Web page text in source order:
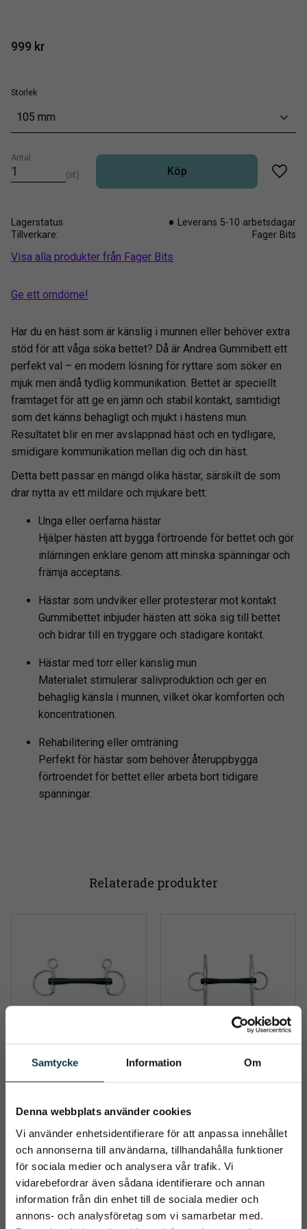
Samtycke Information Om
Denna webbplats använder cookies
Vi använder enhetsidentifierare för att anpassa innehållet
och annonserna till användarna, tillhandahålla funktioner
för sociala medier och analysera vår trafik. Vi
vidarebefordrar även sådana identifierare och annan
information från din enhet till de sociala medier och
annons- och analysföretag som vi samarbetar med.
999 kr
Storlek
105 mm
Antal
st Köp
Lägg
Lagerstatus
Leverans 5-10 arbetsdagar
Tillverkare
Fager Bits
Visa alla produkter från Fager Bits
Ge ett omdöme!
Har du en häst som är känslig i munnen eller behöver extra
stöd för att våga söka bettet? Då är Andrea Gummibett ett
perfekt val – en modern lösning för ryttare som söker en
mjuk men ändå tydlig kommunikation. Bettet är speciellt
framtaget för att ge en jämn och stabil kontakt, samtidigt
som det känns behagligt och mjukt i hästens mun.
Resultatet blir en mer avslappnad häst och en tydligare,
smidigare kommunikation mellan dig och din häst.
Detta bett passar en mängd olika hästar, särskilt de som
drar nytta av ett mildare och mjukare bett:
Unga eller oerfarna hästar
Hjälper hästen att bygga förtroende för bettet och gör
inlärningen enklare genom att minska spänningar och
främja acceptans.
Hästar som undviker eller protesterar mot kontakt
Gummibettet inbjuder hästen att söka sig till bettet
och bidrar till en tryggare och stadigare kontakt.
Hästar med torr eller känslig mun
Materialet stimulerar salivproduktion och ger en
behaglig känsla i munnen, vilket ökar komforten och
koncentrationen.
Rehabilitering eller omträning
Perfekt för hästar som behöver återuppbygga
förtroendet för bettet eller arbeta bort tidigare
spänningar.
Relaterade produkter
Nicole Hårt
Gummibett
framtaget för att ge en
jämn och stabil kontakt,
samtidigt som det känns
behagligt och mjukt i
hästens mun
Lägg till i önskelista
Nicole Hårt
Gummibett
framtaget för att ge en
jämn och stabil kontakt,
samtidigt som det känns
behagligt och mjukt i
hästens mun